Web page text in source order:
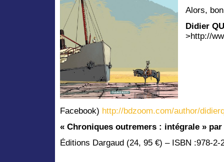
Alors,
Didier
>http://
Facebook) http://bdzoom.com/author/
« Chroniques outremers : intégrale » par
Éditions Dargaud (24, 95 €) – ISBN :978-2-